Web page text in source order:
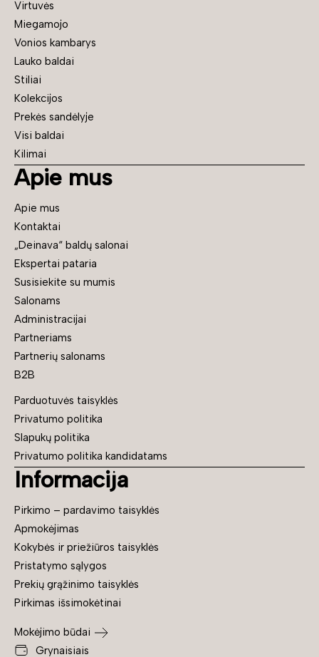
Virtuvės
Miegamojo
Vonios kambarys
Lauko baldai
Stiliai
Kolekcijos
Prekės sandėlyje
Visi baldai
Kilimai
Apie mus
Apie mus
Kontaktai
„Deinava“ baldų salonai
Ekspertai pataria
Susisiekite su mumis
Salonams
Administracijai
Partneriams
Partnerių salonams
B2B
Parduotuvės taisyklės
Privatumo politika
Slapukų politika
Privatumo politika kandidatams
Informacija
Pirkimo – pardavimo taisyklės
Apmokėjimas
Kokybės ir priežiūros taisyklės
Pristatymo sąlygos
Prekių grąžinimo taisyklės
Pirkimas išsimokėtinai
Mokėjimo būdai
Grynaisiais